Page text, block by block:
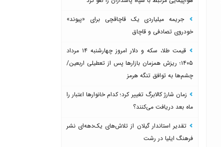
جریمه میلیاردی یک قاچاقچی برای «پیوند»
خودروی تصادفی و قاچاق
قیمت طلا، سکه و دلار امروز چهارشنبه ۱۴ مرداد
۱۴۰۵؛ ریزش همزمان بازارها پس از تعطیلی اربعین/
چشم‌ها به توافق تنگه هرمز
زمان شارژ کالابرگ تغییر کرد؛ کدام خانوارها اعتبار را
ماه بعد دریافت می‌کنند؟
تقدیر استاندار گیلان از تلاش‌های یک‌دهه‌ای نشر
فرهنگ ایلیا در رشت